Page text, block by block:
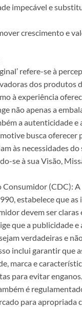
impecável e
crescimento e
refere-se à
dos produtos
à experiência
não apenas a
a autenticidade e
busca oferecer
às necessidades do
se à sua Visão,
(CDC): A
estabelece que
devem ser claras
que a publicidade e
verdadeiras e
inclui garantir que
marca e
para evitar
é
para apropriada